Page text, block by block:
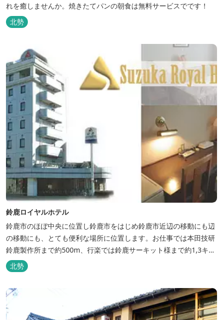
れを癒しませんか。焼きたてパンの朝食は無料サービスでです！
北勢
鈴鹿ロイヤルホテル
鈴鹿市のほぼ中央に位置し鈴鹿市をはじめ鈴鹿市近辺の移動にも辺
の移動にも、とても便利な場所に位置します。お仕事では本田技研
鈴鹿製作所まで約500m、行楽では鈴鹿サーキット様まで約1,3キ
ロ、スポーツ行事では鈴鹿スポーツガーデン様まで約3キロととて
も近い場所にあります。亀山市へのアクセスも便利でシャープ亀山
北勢